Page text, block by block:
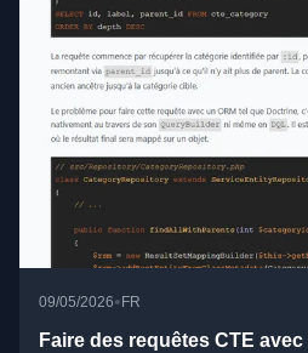
09/05/2026•FR
Faire des requêtes CTE